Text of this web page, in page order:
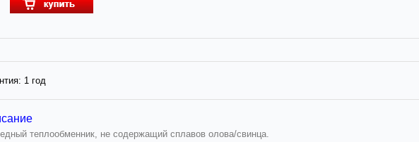
1 год
теплообменник, не содержащий сплавов олова/свинца.